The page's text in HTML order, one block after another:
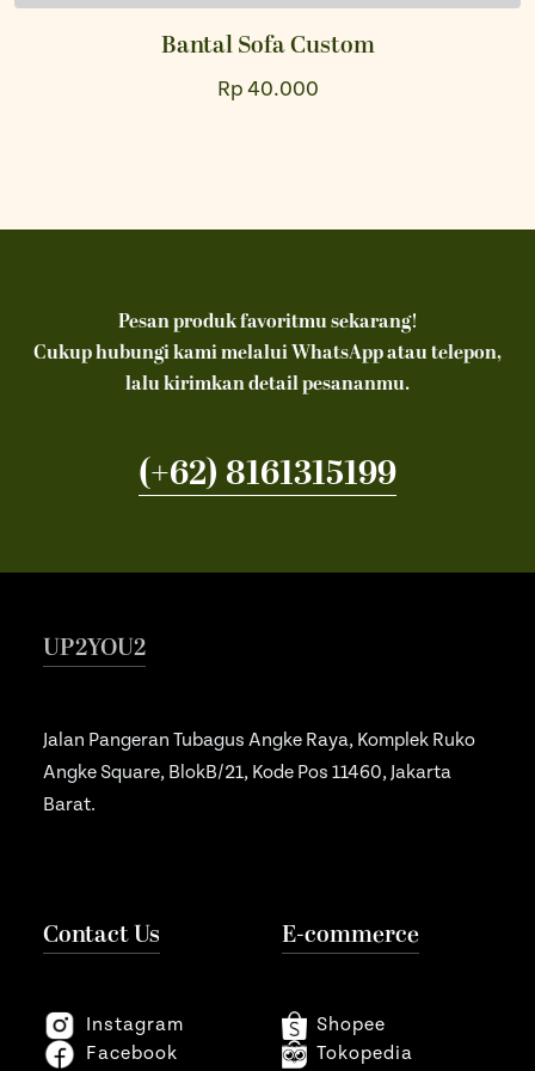
Bantal Sofa Custom
Rp 40.000
Pesan produk favoritmu sekarang!
Cukup hubungi kami melalui WhatsApp atau telepon,
lalu kirimkan detail pesananmu.
(+62) 8161315199
UP2YOU2
Jalan Pangeran Tubagus Angke Raya, Komplek Ruko
Angke Square, BlokB/21, Kode Pos 11460, Jakarta
Barat.
Contact Us
Instagram
Facebook
E-commerce
Shopee
Tokopedia